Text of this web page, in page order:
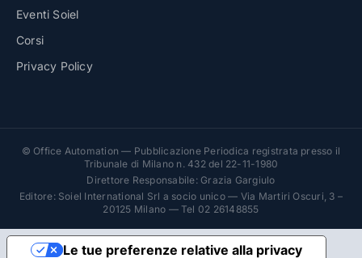
Eventi Soiel
Corsi
Privacy Policy
© Office Automation — Pubblicazione Periodica registrata presso il
Tribunale di Milano n. 432 del 22-11-1980
Direttore Responsabile: Grazia Gargiulo
Editore: Soiel International Srl a socio unico — Via Martiri Oscuri, 3 –
20125 Milano — Tel 02 26148855
Le tue preferenze relative alla privacy